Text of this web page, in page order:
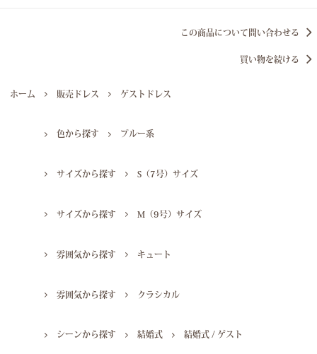
この商品について問い合わせる
買い物を続ける
ホーム 販売ドレス ゲストドレス
色から探す ブルー系
サイズから探す S（7号）サイズ
サイズから探す M（9号）サイズ
雰囲気から探す キュート
雰囲気から探す クラシカル
シーンから探す 結婚式 結婚式 / ゲスト